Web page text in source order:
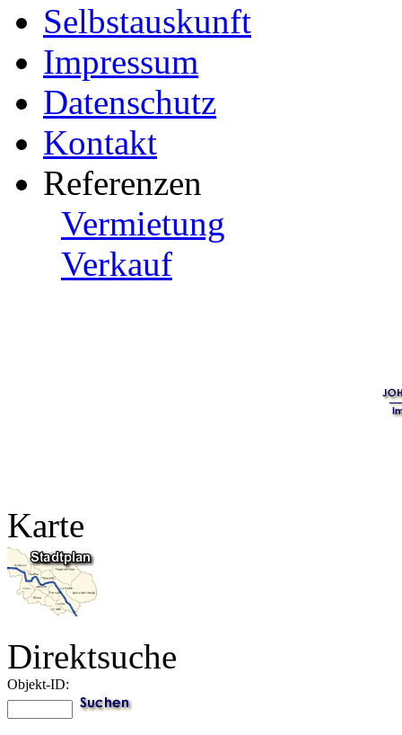
Selbstauskunft
Impressum
Datenschutz
Kontakt
Referenzen
Vermietung
Verkauf
Karte
Direktsuche
Objekt-ID: